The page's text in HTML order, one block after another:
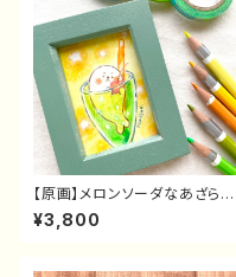
【原画】メロンソーダなあざらし
さんミニ原画
¥3,800